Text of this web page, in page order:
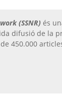
(SSNR) és
difusió de la
450.000